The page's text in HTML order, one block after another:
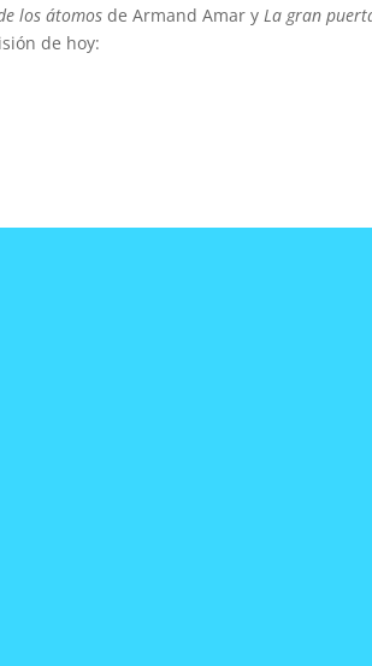
los átomos de Armand Amar yLa gran
de hoy: